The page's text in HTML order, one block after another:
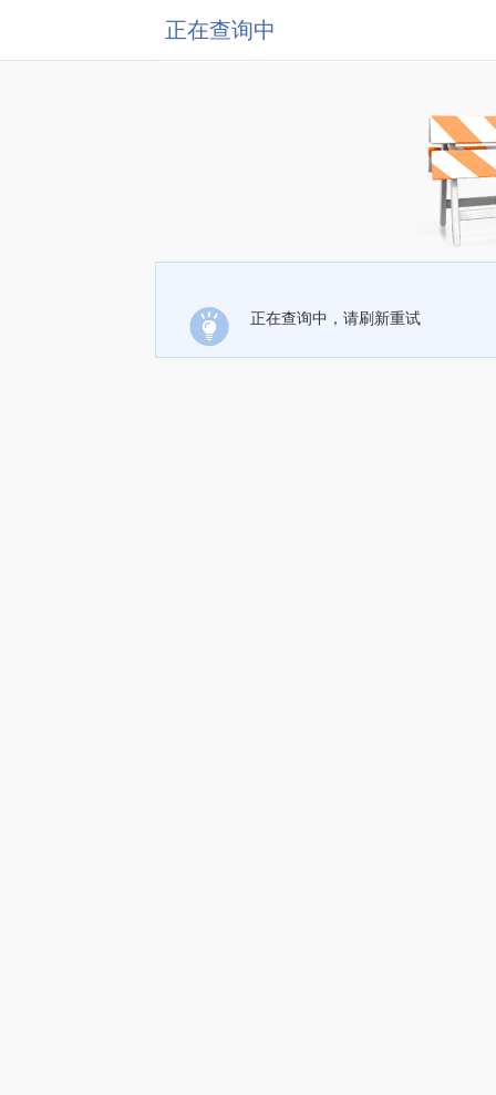
正在查询中
正在查询中，请刷新重试